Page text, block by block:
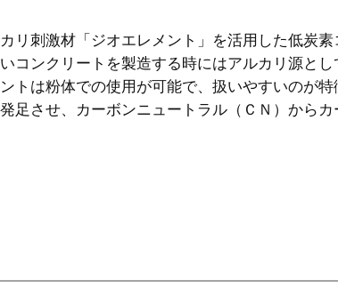
リ刺激材「ジオエレメント」を活用した低炭
ンクリートを製造する時にはアルカリ源と
は粉体での使用が可能で、扱いやすいのが
足させ、カーボンニュートラル（ＣＮ）から